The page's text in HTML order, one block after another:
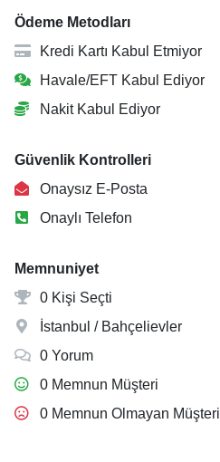
Ödeme Metodları
Kredi Kartı Kabul Etmiyor
Havale/EFT Kabul Ediyor
Nakit Kabul Ediyor
Güvenlik Kontrolleri
Onaysız E-Posta
Onaylı Telefon
Memnuniyet
0 Kişi Seçti
İstanbul / Bahçelievler
0 Yorum
0 Memnun Müşteri
0 Memnun Olmayan Müşteri